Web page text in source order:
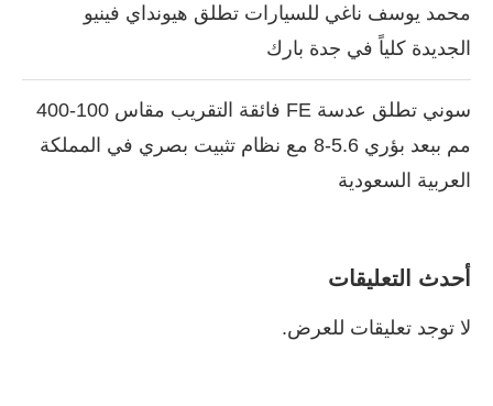
محمد يوسف ناغي للسيارات تطلق هيونداي فينيو
الجديدة كلياً في جدة بارك
سوني تطلق عدسة FE فائقة التقريب مقاس 100-400
مم ببعد بؤري 5.6-8 مع نظام تثبيت بصري في المملكة
العربية السعودية
أحدث التعليقات
لا توجد تعليقات للعرض.